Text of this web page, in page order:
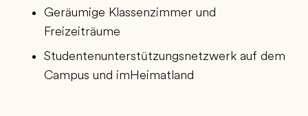
Geräumige Klassenzimmer und
Freizeiträume
Studentenunterstützungsnetzwerk auf dem
Campus und imHeimatland